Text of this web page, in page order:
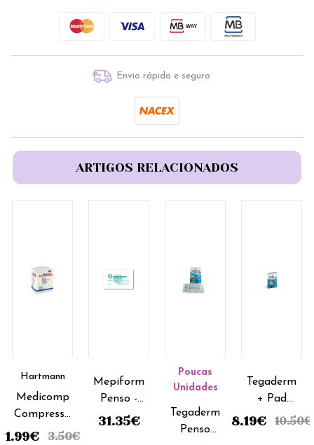
Envio rápido e seguro
ARTIGOS RELACIONADOS
Hartmann
Medicomp
Compressa
- 10x10cm
1.99€ 3.50€
Mepiform
Penso -
5x7,5cm
31.35€
Poucas
Unidades
Tegaderm
Penso
Tegaderm
+ Pad
Penso -
8.19€ 10.50€